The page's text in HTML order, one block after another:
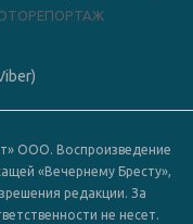
ООО. Воспроизведение
«Вечернему Бресту»,
редакции. За
не несет.